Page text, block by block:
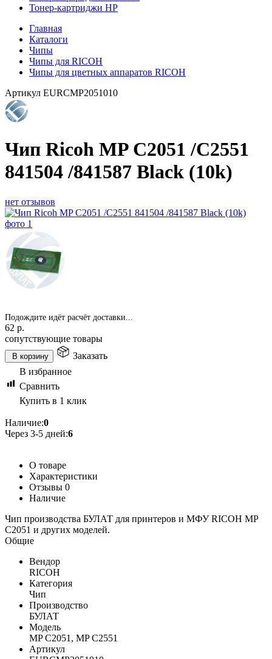
Тонер-картриджи HP
Главная
Каталоги
Чипы
Чипы для RICOH
Чипы для цветных аппаратов RICOH
Артикул EURCMP2051010
Чип Ricoh MP C2051 /C2551
841504 /841587 Black (10k)
нет отзывов
Подождите идёт расчёт доставки...
62 р.
сопутствующие товары
В корзину
Заказать
В избранное
Сравнить
Купить в 1 клик
Наличие:0
Через 3-5 дней:6
О товаре
Характеристики
Отзывы 0
Наличие
Чип производства БУЛАТ для принтеров и МФУ RICOH MP
C2051 и других моделей.
Общие
Вендор
RICOH
Категория
Чип
Производство
БУЛАТ
Модель
MP C2051, MP C2551
Артикул